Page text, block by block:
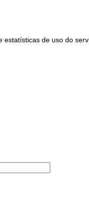
estatísticas de uso do